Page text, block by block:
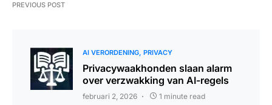
PREVIOUS POST
AI VERORDENING PRIVACY
Privacywaakhonden slaan alarm
over verzwakking van AI-regels
februari 2, 2026 1 minute read